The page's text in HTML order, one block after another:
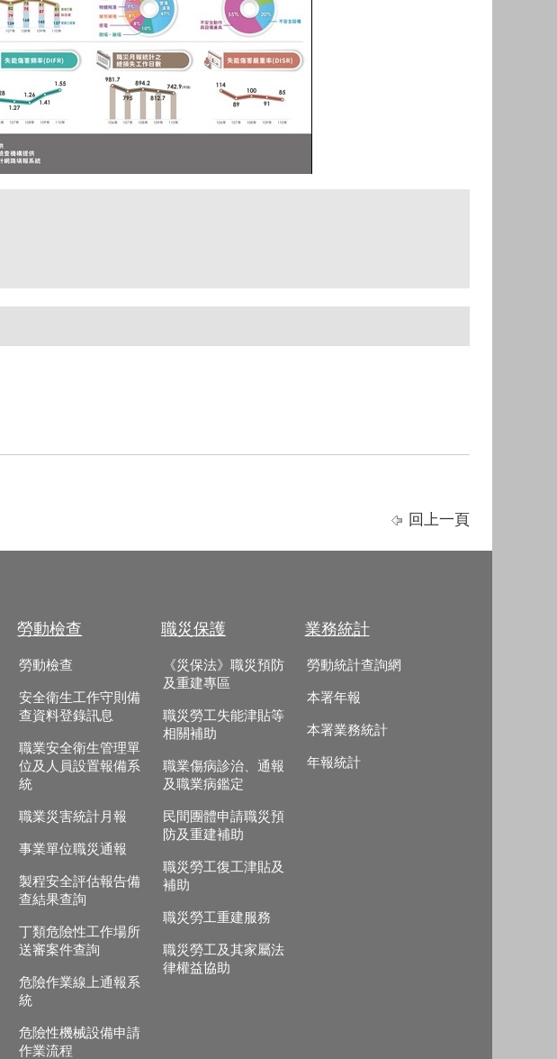
回上一頁
勞動檢查
勞動檢查
安全衛生工作守則備
查資料登錄訊息
職業安全衛生管理單
位及人員設置報備系
統
職業災害統計月報
事業單位職災通報
製程安全評估報告備
查結果查詢
丁類危險性工作場所
送審案件查詢
危險作業線上通報系
統
危險性機械設備申請
作業流程
職災保護
《災保法》職災預防
及重建專區
職災勞工失能津貼等
相關補助
職業傷病診治、通報
及職業病鑑定
民間團體申請職災預
防及重建補助
職災勞工復工津貼及
補助
職災勞工重建服務
職災勞工及其家屬法
律權益協助
業務統計
勞動統計查詢網
本署年報
本署業務統計
年報統計